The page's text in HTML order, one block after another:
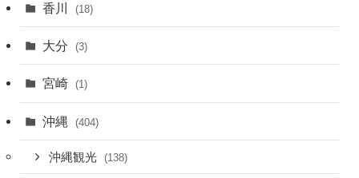
香川 (18)
大分 (3)
宮崎 (1)
沖縄 (404)
沖縄観光 (138)